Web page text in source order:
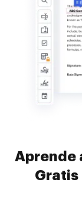
Aprende
Gratis